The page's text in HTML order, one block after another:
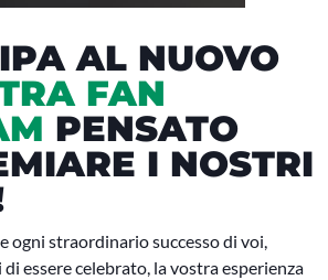
AL NUOVO
FAN
PENSATO
I NOSTRI
ogni straordinario successo di voi,
essere celebrato, la vostra esperienza